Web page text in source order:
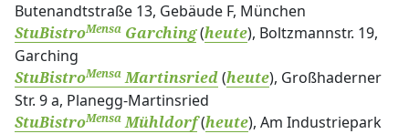
Butenandtstraße 13, Gebäude F, München
StuBistroMensa Garching(heute), Boltzmannstr. 19,
Garching
StuBistroMensa Martinsried (heute), Großhaderner
Str. 9 a, Planegg-Martinsried
StuBistroMensa Mühldorf(heute), Am Industriepark